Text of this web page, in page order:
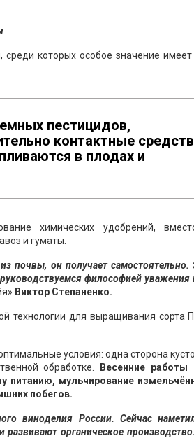
которых особое значение имеет
пестицидов,
контактные
в плодах и
химических удобрений,
и гуматы.
почвы, он получает самостоятельно.
философией уважения
Виктор Степаненко.
технологии для выращивания сорта
условия: одна сторона
обработке.
Весенние
питанию, мульчирование
побегов.
виноделия России. Сейчас
органическое